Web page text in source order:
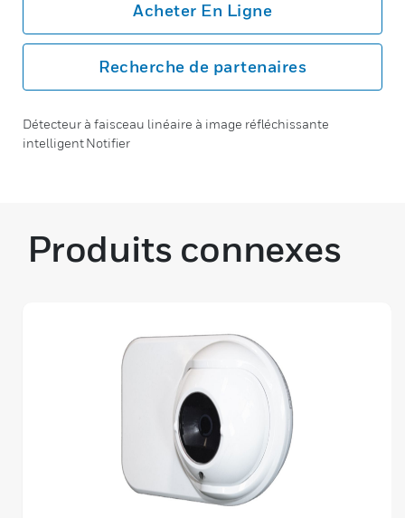
Acheter En Ligne
Recherche de partenaires
Détecteur à faisceau linéaire à image réfléchissante
intelligent Notifier
Produits connexes